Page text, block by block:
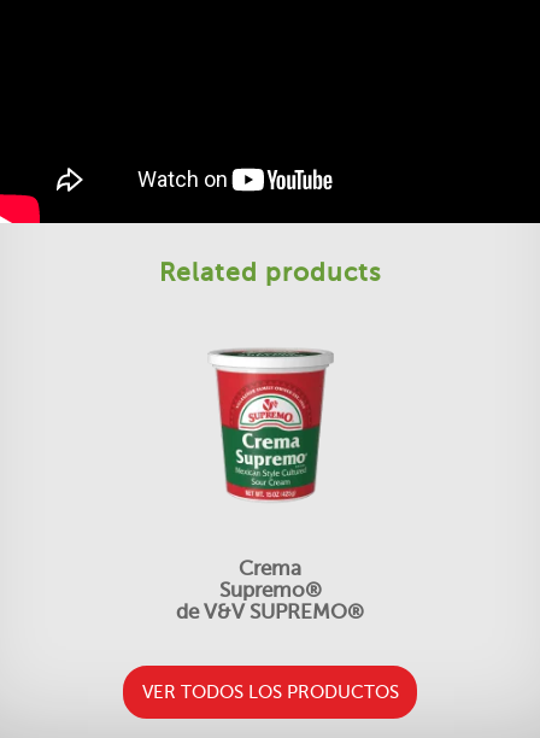
Related products
Crema
Supremo®
de V&V SUPREMO®
VER TODOS LOS PRODUCTOS